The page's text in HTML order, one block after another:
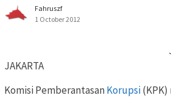
Fahruszf
1 October 2012
JAKARTA
Komisi PemberantasanKorupsi